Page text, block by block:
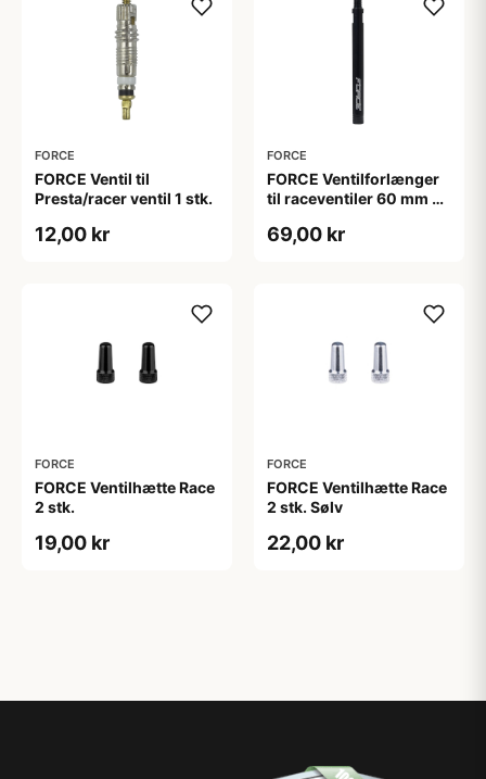
FORCE
FORCE Ventil til
Presta/racer ventil 1 stk.
12,00 kr
FORCE
FORCE Ventilforlænger
til raceventiler 60 mm 2
69,00 kr
FORCE
FORCE Ventilhætte Race
2 stk.
19,00 kr
FORCE
FORCE Ventilhætte Race
2 stk. Sølv
22,00 kr